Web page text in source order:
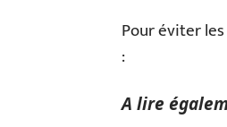
Pour éviter
:
A lire